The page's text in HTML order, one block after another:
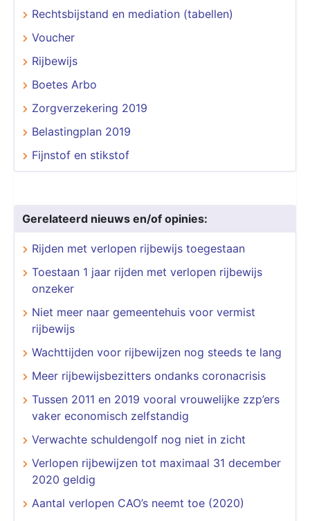
Rechtsbijstand en mediation (tabellen)
Voucher
Rijbewijs
Boetes Arbo
Zorgverzekering 2019
Belastingplan 2019
Fijnstof en stikstof
Gerelateerd nieuws en/of opinies:
Rijden met verlopen rijbewijs toegestaan
Toestaan 1 jaar rijden met verlopen rijbewijs
onzeker
Niet meer naar gemeentehuis voor vermist
rijbewijs
Wachttijden voor rijbewijzen nog steeds te lang
Meer rijbewijsbezitters ondanks coronacrisis
Tussen 2011 en 2019 vooral vrouwelijke zzp’ers
vaker economisch zelfstandig
Verwachte schuldengolf nog niet in zicht
Verlopen rijbewijzen tot maximaal 31 december
2020 geldig
Aantal verlopen CAO’s neemt toe (2020)